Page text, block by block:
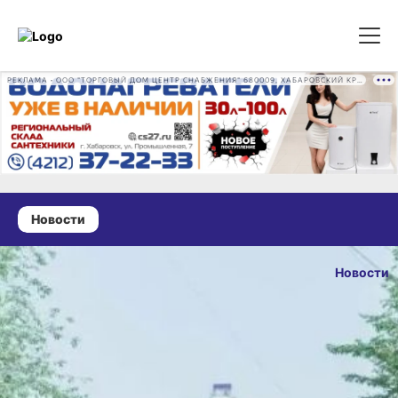
Новости
09 июня 2026 г., 10:42
Нацпроект
«Инфраструктура
для жизни»
развивается
в Хабаровском
Новости
09 июня 2026 г.,